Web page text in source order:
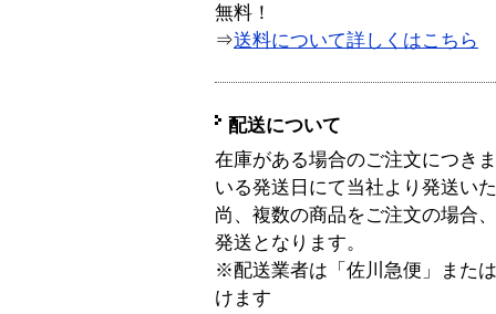
無料！
⇒送料について詳しくはこちら
配送について
在庫がある場合のご注文につき
いる発送日にて当社より発送い
尚、複数の商品をご注文の場合
発送となります。
※配送業者は「佐川急便」また
けます